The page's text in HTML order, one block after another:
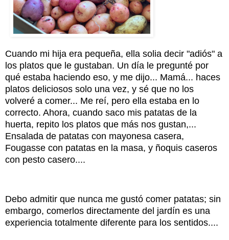
Cuando mi hija era pequeña, ella solia decir "adiós" a
los platos que le gustaban. Un día le pregunté por
qué estaba haciendo eso, y me dijo... Mamá... haces
platos deliciosos solo una vez, y sé que no los
volveré a comer... Me reí, pero ella estaba en lo
correcto. Ahora, cuando saco mis patatas de la
huerta, repito los platos que más nos gustan,...
Ensalada de patatas con mayonesa casera,
Fougasse con patatas en la masa, y ñoquis caseros
con pesto casero....
Debo admitir que nunca me gustó comer patatas; sin
embargo, comerlos directamente del jardín es una
experiencia totalmente diferente para los sentidos....